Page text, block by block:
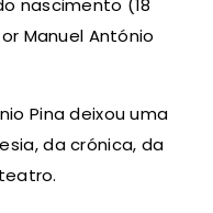
nascimento (18
Manuel António
Pina deixou uma
da crónica, da